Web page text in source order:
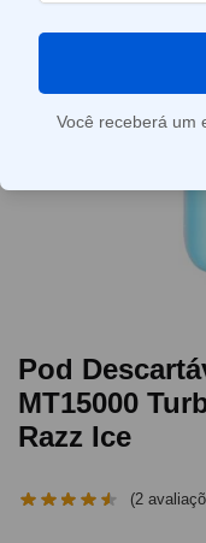
Pod
MT15000
Razz Ice
(2
Você receberá um